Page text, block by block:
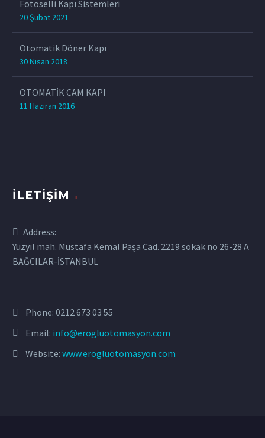
Fotoselli Kapı Sistemleri
20 Şubat 2021
Otomatik Döner Kapı
30 Nisan 2018
OTOMATİK CAM KAPI
11 Haziran 2016
İLETIŞIM
Address:
Yüzyıl mah. Mustafa Kemal Paşa Cad. 2219 sokak no 26-28 A
BAĞCILAR-İSTANBUL
Phone: 0212 673 03 55
Email: info@erogluotomasyon.com
Website: www.erogluotomasyon.com